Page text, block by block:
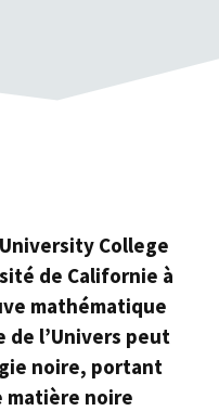
College
de Californie à
mathématique
de l’Univers peut
noire, portant
matière noire